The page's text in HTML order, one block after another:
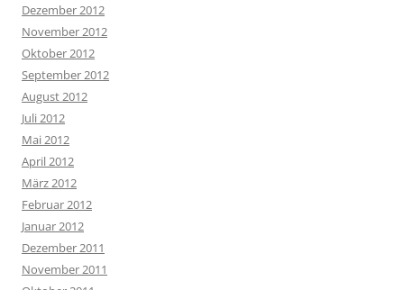
Dezember 2012
November 2012
Oktober 2012
September 2012
August 2012
Juli 2012
Mai 2012
April 2012
März 2012
Februar 2012
Januar 2012
Dezember 2011
November 2011